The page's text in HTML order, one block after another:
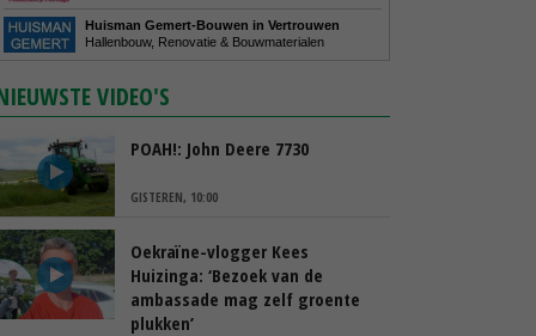
Huisman Gemert-Bouwen in Vertrouwen
Hallenbouw, Renovatie & Bouwmaterialen
VIDEO'S
POAH!: John Deere 7730
GISTEREN, 10:00
Oekraïne-vlogger Kees
Huizinga: ‘Bezoek van de
ambassade mag zelf groente
plukken’